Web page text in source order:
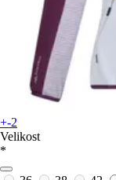
+-2
Velikost
*